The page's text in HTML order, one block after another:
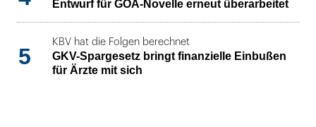
Entwurf für GOÄ-Novelle erneut überarbeitet
5
KBV hat die Folgen berechnet
GKV-Spargesetz bringt finanzielle Einbußen
für Ärzte mit sich